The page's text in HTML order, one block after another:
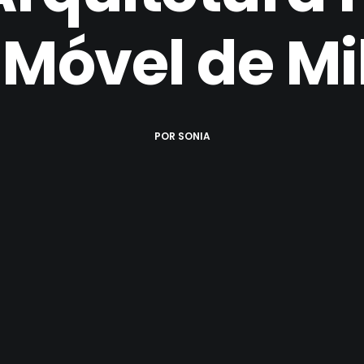
de
POR SONIA